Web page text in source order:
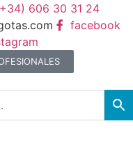
606 30 31 24
facebook